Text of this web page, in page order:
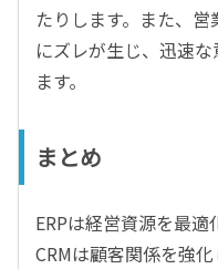
たりします。また、
にズレが生じ、迅速
ます。
まとめ
ERPは経営資源を最適
CRMは顧客関係を強